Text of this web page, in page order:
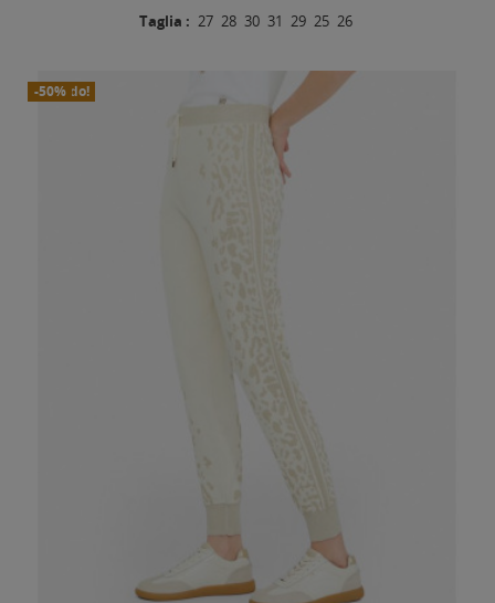
Taglia : 27 28 30 31 29 25 26
In Saldo!
Nuovo
-50%